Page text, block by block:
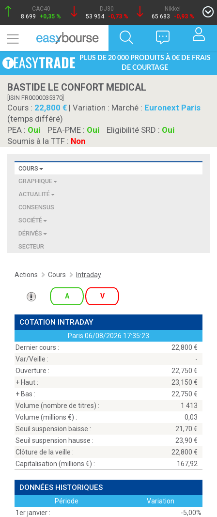
CAC40
8 699
+0,35 %
DJ30
53 954 -0,73 %
Nikkei
65 683
-0,93 %
PLUS DE 20 000 PRODUITS À 0€ DE FRAIS
DE COURTAGE
BASTIDE LE CONFORT MEDICAL
[ISIN FR0000035370]
Cours : 22,800 | Variation : Marché : Euronext Paris
(temps différé)
PEA : Oui PEA-PME : Oui Eligibilité SRD : Oui
Soumis à la TTF : Non
COURS
GRAPHIQUE
ACTUALITÉ
CONSENSUS
SOCIÉTÉ
DÉRIVÉS
SECTEUR
Actions Cours Intraday
A V
COTATION INTRADAY
Paris 06/08/2026 17:35:23
Dernier cours :
22,800
Var/Veille :
-
Ouverture :
22,750
+ Haut :
23,150
+ Bas :
22,750
Volume (nombre de titres) :
1 413
Volume (millions
) :
0,03
Seuil suspension baisse :
21,70
Seuil suspension hausse :
23,90
Clôture de la veille :
22,800
Capitalisation (millions
) : 167,92
DONNÉES HISTORIQUES
Période
Variation
1er janvier :
-5,00%